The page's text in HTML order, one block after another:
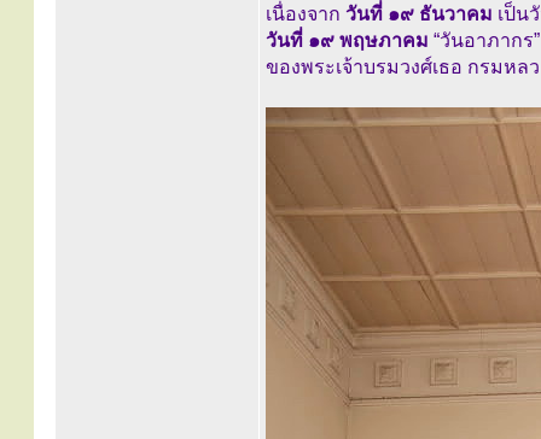
เนื่องจาก วันที่ ๑๙ ธันวาคม เป็น
วันที่ ๑๙ พฤษภาคม “วันอาภาก
ของพระเจ้าบรมวงศ์เธอ กรมห